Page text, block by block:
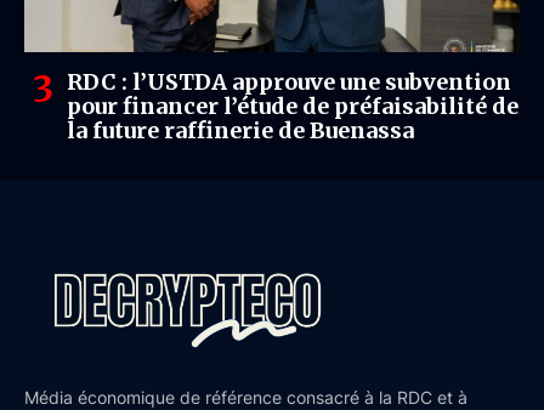
RDC : l’USTDA approuve une subvention
pour financer l’étude de préfaisabilité de
la future raffinerie de Buenassa
Média économique de référence consacré à la RDC et à